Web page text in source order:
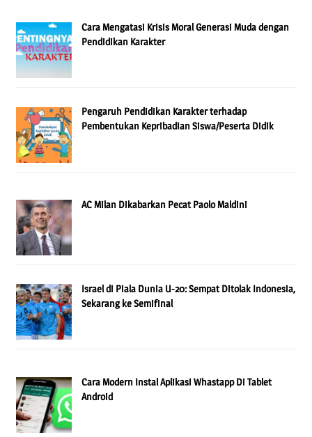
Cara Mengatasi Krisis Moral Generasi Muda dengan
Pendidikan Karakter
Pengaruh Pendidikan Karakter terhadap
Pembentukan Kepribadian Siswa/Peserta Didik
AC Milan Dikabarkan Pecat Paolo Maldini
Israel di Piala Dunia U-20: Sempat Ditolak Indonesia,
Sekarang ke Semifinal
Cara Modern Instal Aplikasi Whastapp Di Tablet
Android